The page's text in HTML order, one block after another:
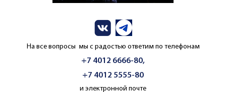
На все вопросы мы с радостью ответим по телефонам
+7 4012 6666-80,
+7 4012 5555-80
и электронной почте